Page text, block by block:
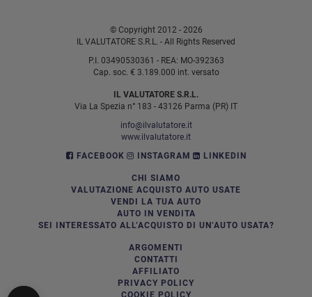
© Copyright 2012 - 2026
IL VALUTATORE S.R.L. - All Rights Reserved
P.I. 03490530361 - REA: MO-392363
Cap. soc. € 3.189.000 int. versato
IL VALUTATORE S.R.L.
Via La Spezia n° 183 - 43126 Parma (PR) IT
info@ilvalutatore.it
www.ilvalutatore.it
FACEBOOK
INSTAGRAM LINKEDIN
CHI SIAMO
VALUTAZIONE ACQUISTO AUTO USATE
VENDI LA TUA AUTO
AUTO IN VENDITA
SEI INTERESSATO ALL’ACQUISTO DI UN’AUTO USATA?
ARGOMENTI
CONTATTI
AFFILIATO
PRIVACY POLICY